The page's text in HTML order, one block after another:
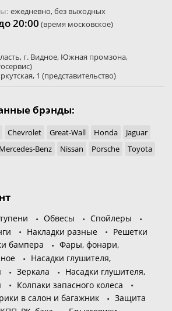
ежедневно, без выходных
20:00 (время московское)
, г. Видное, Южная промзона,
1 (представительство)
брэнды:
Chevrolet Great-Wall Honda
Jaguar
Mercedes-Benz Nissan Porsche
Toyota
Обвесы
Спойлеры
Накладки разные
Решетки
бампера
Фары, фонари,
Насадки глушителя,
Зеркала
Насадки глушителя,
Колпаки запасного колеса
в салон и багажник
Защита